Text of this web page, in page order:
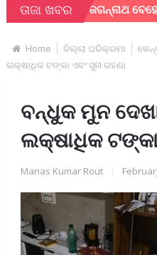
ତାଜା ଖବର
ଶେଖର ଜଗନ୍ନାଥ
Home ଜିଲ୍ଲା ପରିକ୍ରମା
ଲକ୍ଷାଧିକ ଟଙ୍କା ଏବଂ ସୁନା ଗହଣା
ବନ୍ଧୁକ ମୁନ
ଲକ୍ଷାଧିକ ଟଙ୍କା
Manas Kumar Rout